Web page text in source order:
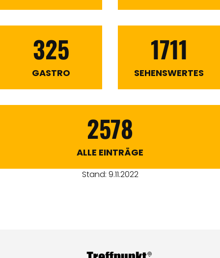
325
GASTRO
1711
SEHENSWERTES
2578
ALLE EINTRÄGE
Stand: 9.11.2022